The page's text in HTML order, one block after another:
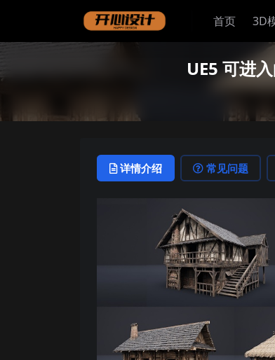
首页 3D
UE5 可进
详情介绍 常见问题